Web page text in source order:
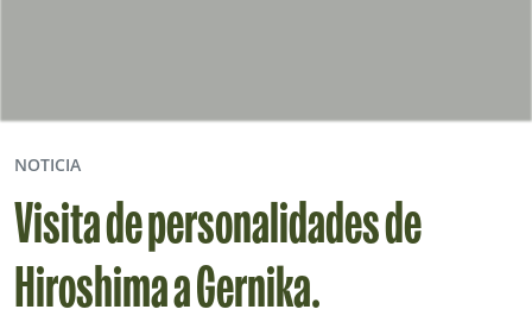
NOTICIA
Visita de personalidades de
Hiroshima a Gernika.